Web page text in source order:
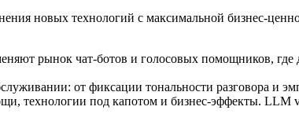
новых технологий с максимальной бизнес-
рынок чат-ботов и голосовых помощников,
от фиксации тональности разговора и
технологии под капотом и бизнес-эффекты. LLM